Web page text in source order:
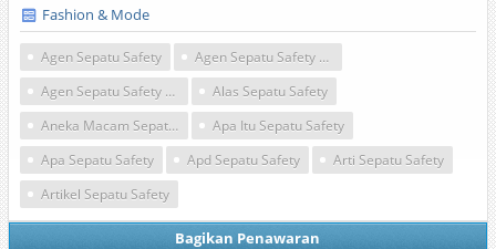
Fashion & Mode
Agen Sepatu Safety
Agen Sepatu Safety Di Jakarta
Agen Sepatu Safety Di Palembang
Alas Sepatu Safety
Aneka Macam Sepatu Safety
Apa Itu Sepatu Safety
Apa Sepatu Safety
Apd Sepatu Safety
Arti Sepatu Safety
Artikel Sepatu Safety
Bagikan Penawaran